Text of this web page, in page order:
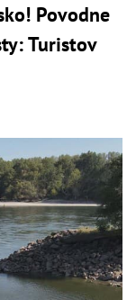
Povodne
Turistov